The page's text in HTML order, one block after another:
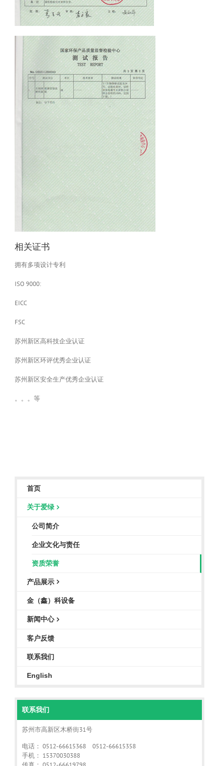
相关证书
拥有多项设计专利
ISO 9000:
EICC
FSC
苏州新区高科技企业认证
苏州新区环评优秀企业认证
苏州新区安全生产优秀企业认证
。。。等
首页
关于爱绿
公司简介
企业文化与责任
资质荣誉
产品展示
金（鑫）科设备
新闻中心
客户反馈
联系我们
English
联系我们
苏州市高新区木桥街31号
电话： 0512-66615368 0512-66615358
手机： 15370030388